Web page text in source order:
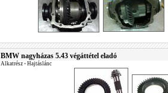
BMW nagyházas 5.43 végáttétel eladó
Alkatrész • Hajtáslánc